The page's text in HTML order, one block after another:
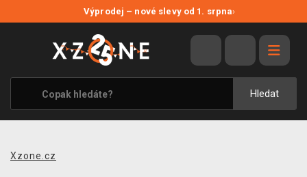
Výprodej – nové slevy od 1. srpna›
Hledat
VÝPRODEJ
VIDEOHRY
XZONE ORIGINALS
TÉMATIKY
Xzone.cz